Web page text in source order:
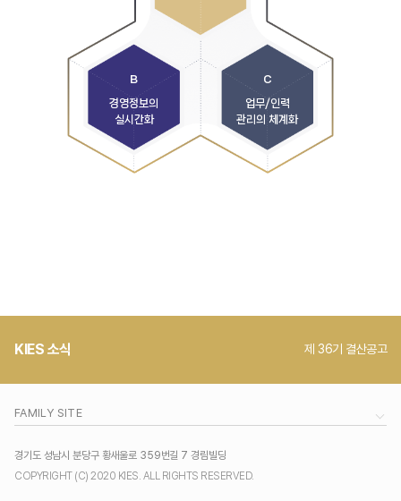
B
경영정보의
실시간화
C
업무/인력
관리의 체계화
KIES 소식 제 36기 결산공고
FAMILY SITE
경기도 성남시 분당구 황새울로 359번길 7 경림빌딩
COPYRIGHT (C) 2020 KIES. ALL RIGHTS RESERVED.